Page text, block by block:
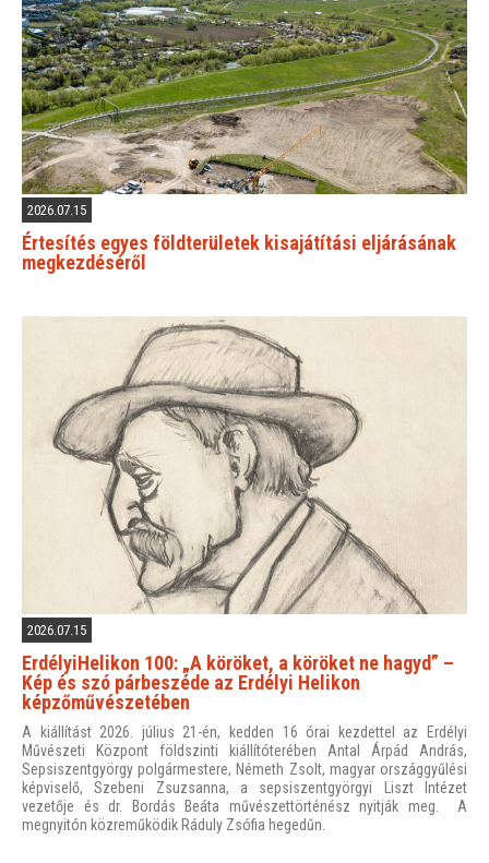
2026.07.15
Értesítés egyes földterületek kisajátítási eljárásának
megkezdéséről
2026.07.15
ErdélyiHelikon 100: „A köröket, a köröket ne hagyd” –
Kép és szó párbeszéde az Erdélyi Helikon
képzőművészetében
A kiállítást 2026. július 21-én, kedden 16 órai kezdettel az Erdélyi
Művészeti Központ földszinti kiállítóterében Antal Árpád András,
Sepsiszentgyörgy polgármestere, Németh Zsolt, magyar országgyűlési
képviselő, Szebeni Zsuzsanna, a sepsiszentgyörgyi Liszt Intézet
vezetője és dr. Bordás Beáta művészettörténész nyitják meg. A
megnyitón közreműködik Ráduly Zsófia hegedűn.